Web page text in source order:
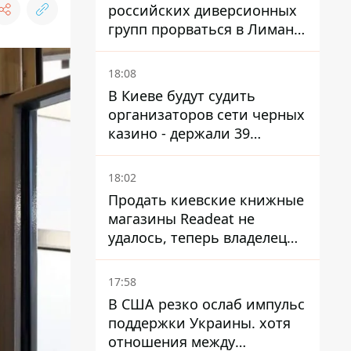
российских диверсионных
групп прорваться в Лиман -
Трегубов
18:08
В Киеве будут судить
организаторов сети черных
казино - держали 39
заведений
18:02
Продать киевские книжные
магазины Readeat не
удалось, теперь владелец
их просто закроет
17:58
В США резко ослаб импульс
поддержки Украины. хотя
отношения между